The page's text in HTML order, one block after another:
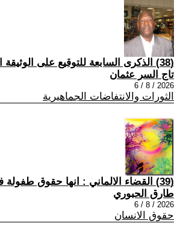
(38) الذكرى السابعة للتوقيع على الوثيقة الدستورية
تاج السر عثمان
2026 / 8 / 6
الثورات والانتفاضات الجماهيرية
(39) القضاء الالماني : انها حقوق طفولة فلا تقتلوها
طارق الحبوري
2026 / 8 / 6
حقوق الانسان